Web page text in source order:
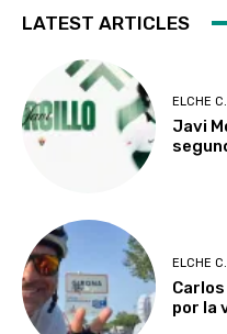
LATEST ARTICLES
ELCHE
Javi
ELCHE
por la